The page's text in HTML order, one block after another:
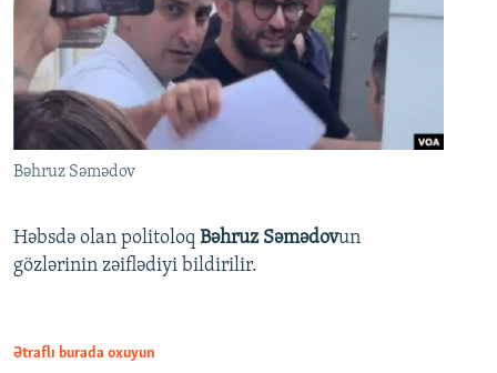
Bəhruz Səmədov
Həbsdə olan politoloq Bəhruz Səmədovun
gözlərinin zəiflədiyi bildirilir.
Ətraflı burada oxuyun